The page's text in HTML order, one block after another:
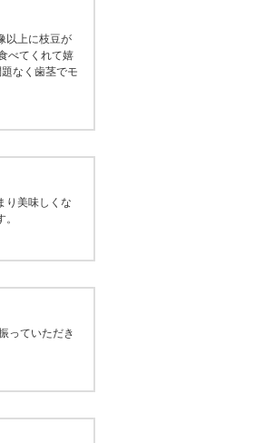
以上に枝豆が
べてくれて嬉
なく歯茎でモ
り美味しくな
っていただき